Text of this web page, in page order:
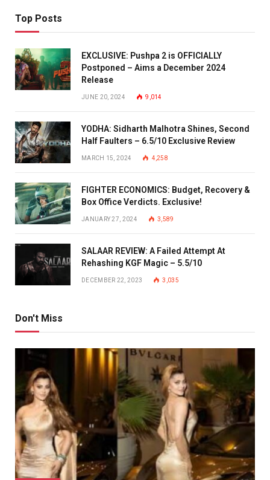
Top Posts
EXCLUSIVE: Pushpa 2 is OFFICIALLY
Postponed – Aims a December 2024
Release
JUNE 20, 2024 9,014
YODHA: Sidharth Malhotra Shines, Second
Half Faulters – 6.5/10 Exclusive Review
MARCH 15, 2024 4,258
FIGHTER ECONOMICS: Budget, Recovery &
Box Office Verdicts. Exclusive!
JANUARY 27, 2024 3,589
SALAAR REVIEW: A Failed Attempt At
Rehashing KGF Magic – 5.5/10
DECEMBER 22, 2023 3,035
Don't Miss